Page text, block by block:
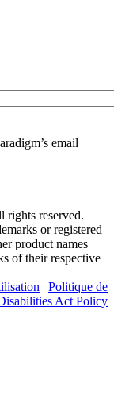
email
rights reserved.
or registered
product names
of their respective
| Politique de
Act Policy